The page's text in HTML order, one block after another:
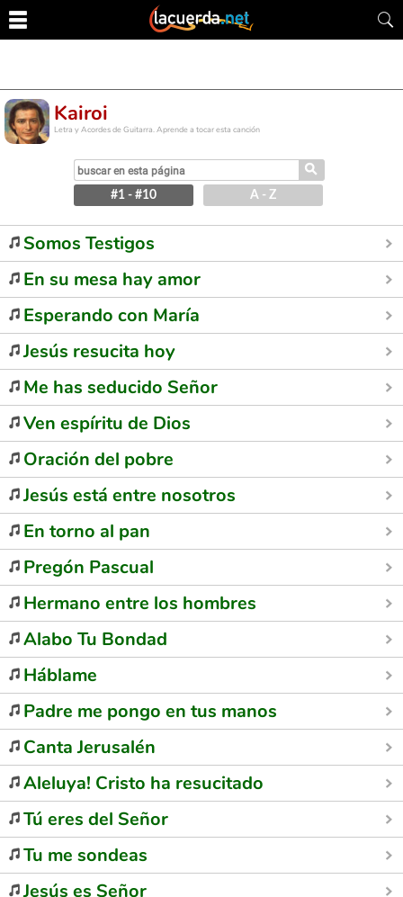
Kairoi
Letra y Acordes de Guitarra. Aprende a tocar esta canción
⚲
#1 - #10 A - Z
Somos Testigos
En su mesa hay amor
Esperando con María
Jesús resucita hoy
Me has seducido Señor
Ven espíritu de Dios
Oración del pobre
Jesús está entre nosotros
En torno al pan
Pregón Pascual
Hermano entre los hombres
Alabo Tu Bondad
Háblame
Padre me pongo en tus manos
Canta Jerusalén
Aleluya! Cristo ha resucitado
Tú eres del Señor
Tu me sondeas
Jesús es Señor